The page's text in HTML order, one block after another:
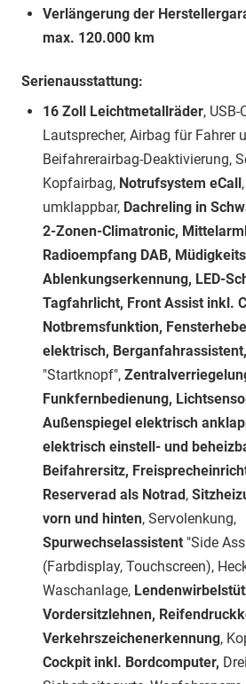
Verlängerung der
max. 120.000 km
Serienausstattung:
16 Zoll Leichtmetallräder,
Lautsprecher, Airbag für Fahrer
Beifahrerairbag-Deaktivierung,
Kopfairbag, Notrufsystem eCall
umklappbar, Dachreling in
2-Zonen-Climatronic,
Radioempfang DAB,
Ablenkungserkennung, LED-
Tagfahrlicht, Front Assist inkl.
Notbremsfunktion,
elektrisch,
"Startknopf",
Funkfernbedienung,
Außenspiegel elektrisch
elektrisch einstell- und
Beifahrersitz,
Reserverad als Notrad ,
vorn und hinten, Servolenkung,
Spurwechselassistent "Side
(Farbdisplay, Touchscreen),
Waschanlage,
Vordersitzlehnen,
Verkehrszeichenerkennung,
Cockpit inkl. Bordcomputer,